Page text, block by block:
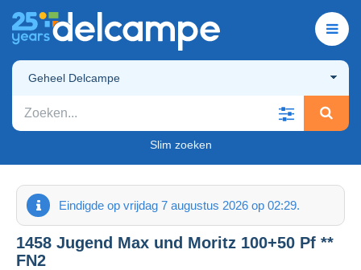
Geheel Delcampe
Slim zoeken
Eindigde op vrijdag 7 augustus 2026 op 02:29.
1458 Jugend Max und Moritz 100+50 Pf **
FN2